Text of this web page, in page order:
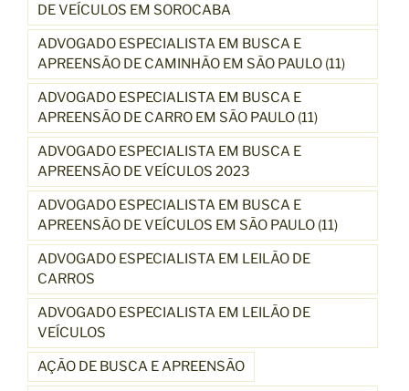
DE VEÍCULOS EM SOROCABA
ADVOGADO ESPECIALISTA EM BUSCA E
APREENSÃO DE CAMINHÃO EM SÃO PAULO (11)
ADVOGADO ESPECIALISTA EM BUSCA E
APREENSÃO DE CARRO EM SÃO PAULO (11)
ADVOGADO ESPECIALISTA EM BUSCA E
APREENSÃO DE VEÍCULOS 2023
ADVOGADO ESPECIALISTA EM BUSCA E
APREENSÃO DE VEÍCULOS EM SÃO PAULO (11)
ADVOGADO ESPECIALISTA EM LEILÃO DE
CARROS
ADVOGADO ESPECIALISTA EM LEILÃO DE
VEÍCULOS
AÇÃO DE BUSCA E APREENSÃO